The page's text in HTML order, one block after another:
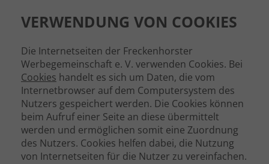
VERWENDUNG VON COOKIES
Die Internetseiten der Freckenhorster
Werbegemeinschaft e. V. verwenden Cookies. Bei
Cookies handelt es sich um Daten, die vom
Internetbrowser auf dem Computersystem des
Nutzers gespeichert werden. Die Cookies können
beim Aufruf einer Seite an diese übermittelt
werden und ermöglichen somit eine Zuordnung
des Nutzers. Cookies helfen dabei, die Nutzung
von Internetseiten für die Nutzer zu vereinfachen.